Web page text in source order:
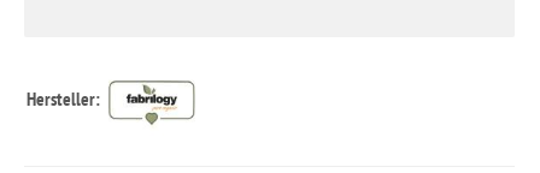
Hersteller: